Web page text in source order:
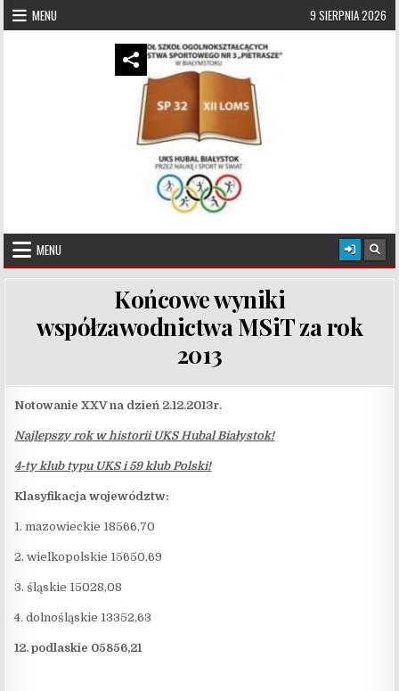
Skip to content
MENU 9 SIERPNIA 2026
UKS Hubal Białystok
MENU
Końcowe wyniki
współzawodnictwa MSiT za rok
2013
Notowanie XXV na dzień 2.12.2013r.
Najlepszy rok w historii UKS Hubal Białystok!
4-ty klub typu UKS i 59 klub Polski!
Klasyfikacja województw:
1. mazowieckie 18566,70
2. wielkopolskie 15650,69
3. śląskie 15028,08
4. dolnośląskie 13352,63
12. podlaskie 05856,21